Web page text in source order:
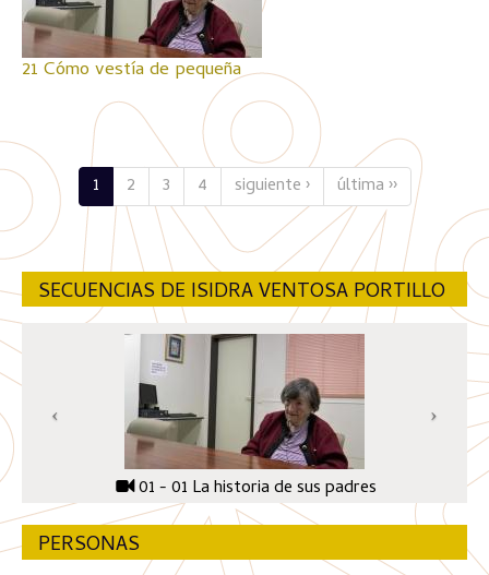
21 Cómo vestía de pequeña
1 2 3 4 siguiente › última ››
SECUENCIAS DE ISIDRA VENTOSA PORTILLO
01 - 01 La historia de sus padres
PERSONAS